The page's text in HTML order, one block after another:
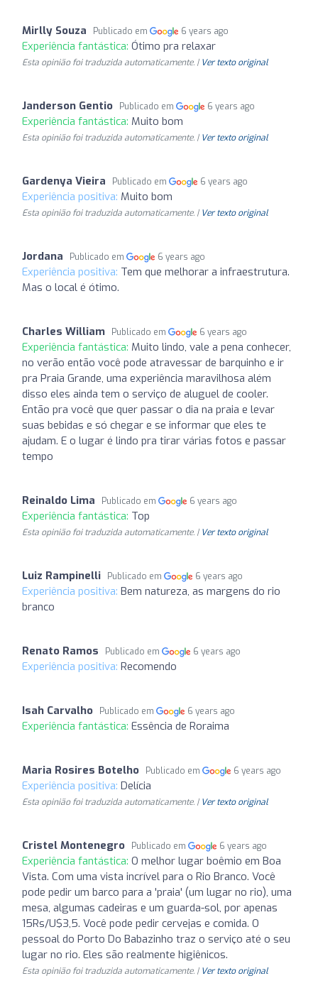
Mirlly Souza Publicado em 6 years ago
Experiência fantástica: Ótimo pra relaxar
Esta opinião foi traduzida automaticamente. | Ver texto original
Janderson Gentio Publicado em 6 years ago
Experiência fantástica: Muito bom
Esta opinião foi traduzida automaticamente. | Ver texto original
Gardenya Vieira Publicado em 6 years ago
Experiência positiva: Muito bom
Esta opinião foi traduzida automaticamente. | Ver texto original
Jordana Publicado em 6 years ago
Experiência positiva: Tem que melhorar a infraestrutura.
Mas o local é ótimo.
Charles William Publicado em 6 years ago
Experiência fantástica: Muito lindo, vale a pena conhecer,
no verão então você pode atravessar de barquinho e ir
pra Praia Grande, uma experiência maravilhosa além
disso eles ainda tem o serviço de aluguel de cooler.
Então pra você que quer passar o dia na praia e levar
suas bebidas e só chegar e se informar que eles te
ajudam. E o lugar é lindo pra tirar várias fotos e passar
tempo
Reinaldo Lima Publicado em 6 years ago
Experiência fantástica: Top
Esta opinião foi traduzida automaticamente. | Ver texto original
Luiz Rampinelli Publicado em 6 years ago
Experiência positiva: Bem natureza, as margens do rio
branco
Renato Ramos Publicado em 6 years ago
Experiência positiva: Recomendo
Isah Carvalho Publicado em 6 years ago
Experiência fantástica: Essência de Roraima
Maria Rosires Botelho Publicado em 6 years ago
Experiência positiva: Delícia
Esta opinião foi traduzida automaticamente. | Ver texto original
Cristel Montenegro Publicado em 6 years ago
Experiência fantástica: O melhor lugar boêmio em Boa
Vista. Com uma vista incrível para o Rio Branco. Você
pode pedir um barco para a 'praia' (um lugar no rio), uma
mesa, algumas cadeiras e um guarda-sol, por apenas
15Rs/U$3,5. Você pode pedir cervejas e comida. O
pessoal do Porto Do Babazinho traz o serviço até o seu
lugar no rio. Eles são realmente higiênicos.
Esta opinião foi traduzida automaticamente. | Ver texto original